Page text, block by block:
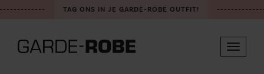
TAG ONS IN JE GARDE-ROBE OUTFIT!
Toggle